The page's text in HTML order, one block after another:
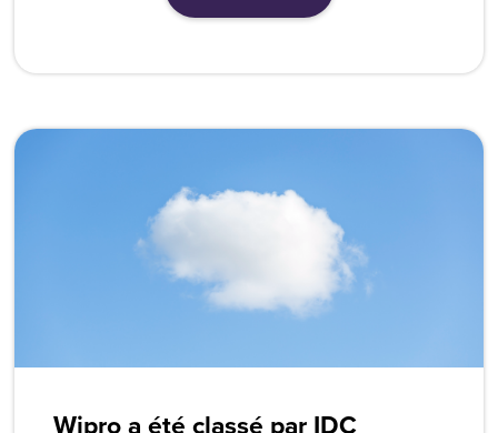
Wipro a été classé par IDC